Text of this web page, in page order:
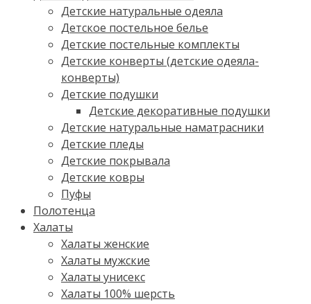
Детские натуральные одеяла
Детское постельное белье
Детские постельные комплекты
Детские конверты (детские одеяла-
конверты)
Детские подушки
Детские декоративные подушки
Детские натуральные наматрасники
Детские пледы
Детские покрывала
Детские ковры
Пуфы
Полотенца
Халаты
Халаты женские
Халаты мужские
Халаты унисекс
Халаты 100% шерсть